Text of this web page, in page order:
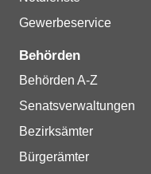
Gewerbeservice
Behörden
Behörden A-Z
Senatsverwaltungen
Bezirksämter
Bürgerämter